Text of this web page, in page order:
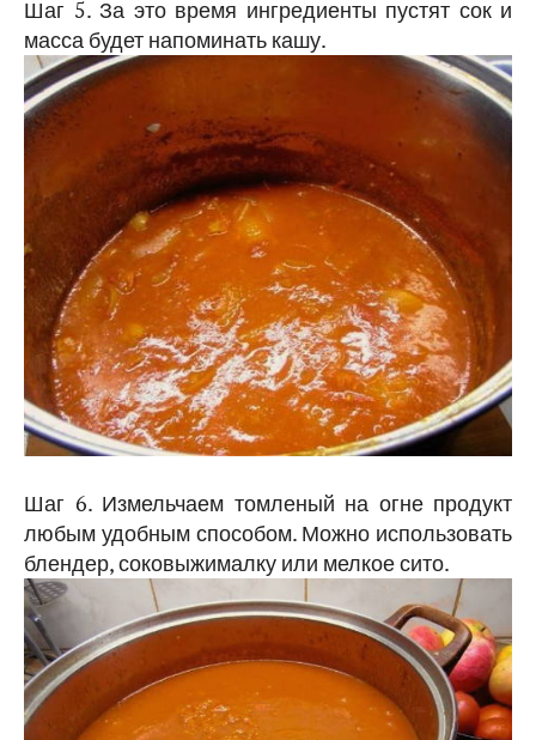
Шаг 5. За это время ингредиенты пустят сок и
масса будет напоминать кашу.
Шаг 6. Измельчаем томленый на огне продукт
любым удобным способом. Можно использовать
блендер, соковыжималку или мелкое сито.